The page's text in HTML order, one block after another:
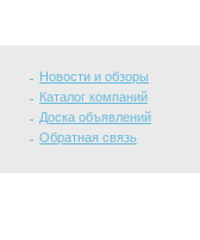
Новости и обзоры
Каталог компаний
Доска объявлений
Обратная связь